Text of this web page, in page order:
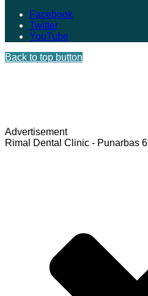
Facebook
Twitter
YouTube
Back to top button
Advertisement
Rimal Dental Clinic - Punarbas 6